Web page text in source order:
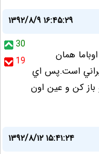
۱۳۹۲/۸/۹ ۱۶:۴۵:۲۹
30
19
همان
است.پس اي
کن و عين اون
۱۳۹۲/۸/۱۲ ۱۵:۴۱:۲۴